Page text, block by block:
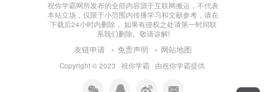
祝你学霸网所发布的全部内容源于互联网搬运，不代表
本站立场，仅限于小范围内传播学习和文献参考，请在
下载后24小时内删除， 如果有侵权之处请第一时间联
系我们删除。敬请谅解!
友链申请 免责声明 网站地图
Copyright © 2023 · 祝你学霸 · 由祝你学霸提供.